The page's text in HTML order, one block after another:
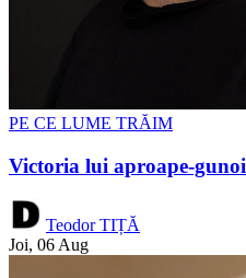
PE CE LUME TRĂIM
Victoria lui aproape-gunoi
Teodor TIȚĂ
Joi, 06 Aug